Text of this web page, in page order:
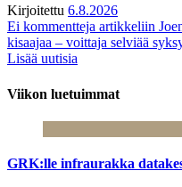
Kirjoitettu 6.8.2026
Ei kommentteja artikkeliin
kisaajaa – voittaja selviää
Lisää uutisia
Viikon luetuimmat
GRK:lle infraurakka